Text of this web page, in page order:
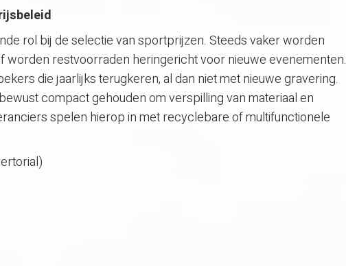
rol bij de selectie van sportprijzen. Steeds vaker worden
worden restvoorraden heringericht voor nieuwe evenementen.
die jaarlijks terugkeren, al dan niet met nieuwe gravering.
compact gehouden om verspilling van materiaal en
spelen hierop in met recyclebare of multifunctionele